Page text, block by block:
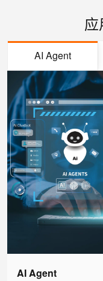
AI Agent
AI Agent